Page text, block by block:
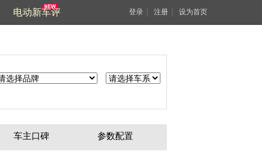
电动新车评 登录 注册 设为首页
车主口碑 参数配置